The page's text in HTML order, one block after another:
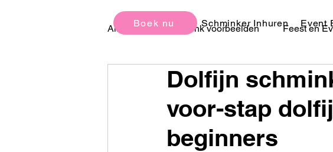
Boek nu Schminker Inhuren Event
All Posts Schmink voorbeelden Feest en
Kinderfeestjes Ideeën en Tips Festival
Dolfijn
voor-stap
beginners